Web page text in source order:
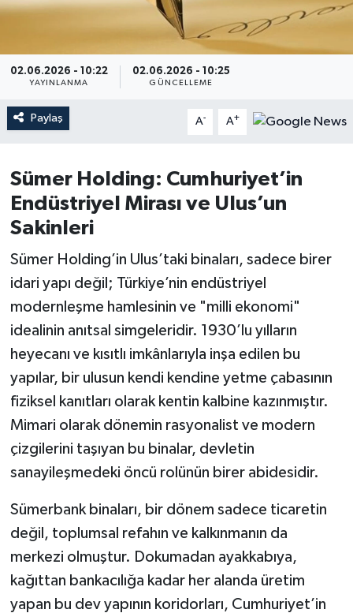
02.06.2026 - 10:22
YAYINLANMA
02.06.2026 - 10:25
GÜNCELLEME
Paylaş A- A+
Sümer Holding: Cumhuriyet’in
Endüstriyel Mirası ve Ulus’un
Sakinleri
Sümer Holding’in Ulus’taki binaları, sadece birer
idari yapı değil; Türkiye’nin endüstriyel
modernleşme hamlesinin ve "milli ekonomi"
idealinin anıtsal simgeleridir. 1930’lu yılların
heyecanı ve kısıtlı imkânlarıyla inşa edilen bu
yapılar, bir ulusun kendi kendine yetme çabasının
fiziksel kanıtları olarak kentin kalbine kazınmıştır.
Mimari olarak dönemin rasyonalist ve modern
çizgilerini taşıyan bu binalar, devletin
sanayileşmedeki öncü rolünün birer abidesidir.
Sümerbank binaları, bir dönem sadece ticaretin
değil, toplumsal refahın ve kalkınmanın da
merkezi olmuştur. Dokumadan ayakkabıya,
kağıttan bankacılığa kadar her alanda üretim
yapan bu dev yapının koridorları, Cumhuriyet’in